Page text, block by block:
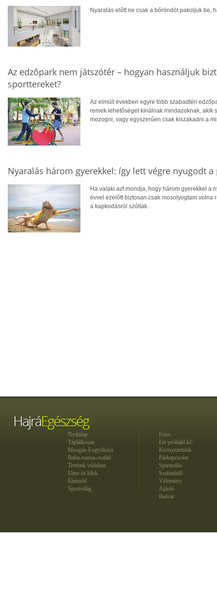
Nyaralás előtt ne csak a bőröndöt pakoljuk be,
Az edzőpark nem játszótér – hogyan használjuk
sporttereket?
Az elmúlt években egyre több szabadtéri
remek lehetőséget kínálnak mindazoknak,
mozogni, vagy egyszerűen csak kiszakadni a
Nyaralás három gyerekkel: így lett végre nyugodt a
Ha valaki azt mondja, hogy három gyerekkel a
évvel ezelőtt biztosan csak mosolyogtam
a kapkodásról szóltak.
Nyitólap
Táplálkozás
Mozgás-Fogyókúra
Baba-mama-család
Testünk védelme
Elme és lélek
Életmód
Sportvilág
Friss
Ezt próbáld ki!
Környezetünk
Párkapcsolat
Spirituális
Szabadidő
Vélemény
Ajánló
Bulvár